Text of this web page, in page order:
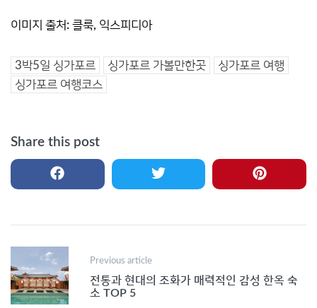
이미지 출처: 클룩, 익스피디아
3박5일 싱가포르 싱가포르 가볼만한곳
싱가포르 여행
싱가포르 여행코스
Share this post
Post
navigation
Previous article
전통과 현대의 조화가 매력적인 감성 한옥 숙
소 TOP 5